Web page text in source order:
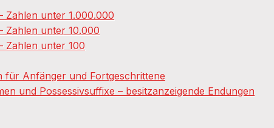
Zahlen unter 1.000.000
Zahlen unter 10.000
Zahlen unter 100
für Anfänger und Fortgeschrittene
und Possessivsuffixe – besitzanzeigende Endungen